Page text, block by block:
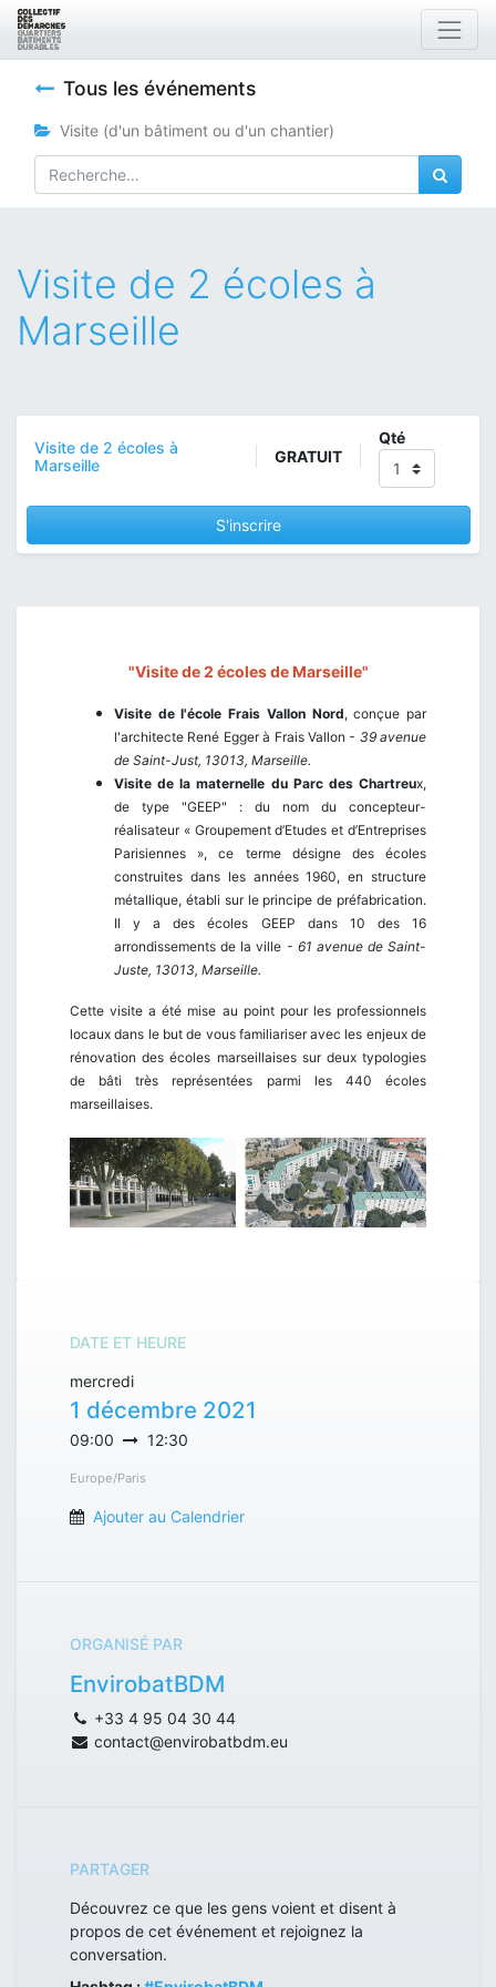
Tous les événements
Visite (d'un bâtiment ou d'un chantier)
Visite de 2 écoles à
Marseille
Visite de 2 écoles à
Marseille
GRATUIT
Qté
S'inscrire
"Visite de 2 écoles de Marseille"
Visite de l'école Frais Vallon Nord, conçue par
l'architecte René Egger à Frais Vallon - 39 avenue
de Saint-Just, 13013, Marseille.
Visite de la maternelle du Parc des Chartreux,
de type "GEEP" : du nom du concepteur-
réalisateur « Groupement d’Etudes et d’Entreprises
Parisiennes », ce terme désigne des écoles
construites dans les années 1960, en structure
métallique, établi sur le principe de préfabrication.
Il y a des écoles GEEP dans 10 des 16
arrondissements de la ville - 61 avenue de Saint-
Juste, 13013, Marseille.
Cette visite a été mise au point pour les professionnels
locaux dans le but de vous familiariser avec les enjeux de
rénovation des écoles marseillaises sur deux typologies
de bâti très représentées parmi les 440 écoles
marseillaises.
DATE ET HEURE
mercredi
1 décembre 2021
09:00 12:30
Europe/Paris
Ajouter au Calendrier
ORGANISÉ PAR
EnvirobatBDM
+33 4 95 04 30 44
contact@envirobatbdm.eu
PARTAGER
Découvrez ce que les gens voient et disent à
propos de cet événement et rejoignez la
conversation.